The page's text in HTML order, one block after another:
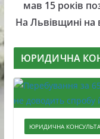
мав 15 років
На Львівщині на
ЮРИДИЧНА
ЮРИДИЧНА